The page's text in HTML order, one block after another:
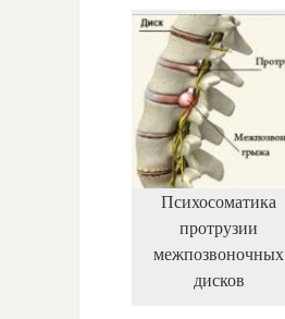
Психосоматика
протрузии
межпозвоночных
дисков